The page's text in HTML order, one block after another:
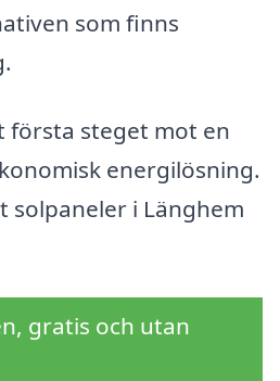
som finns
första steget mot en
energilösning.
solpaneler i Länghem
gratis och utan